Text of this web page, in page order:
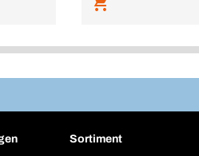
Sortiment